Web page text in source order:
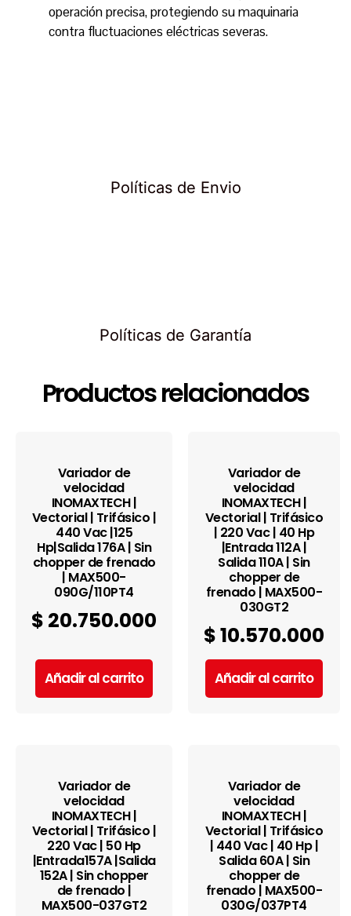
Políticas de Envio
Políticas de Garantía
operación precisa, protegiendo su maquinaria
contra fluctuaciones eléctricas severas.
Productos relacionados
Variador de
velocidad
INOMAXTECH |
Vectorial | Trifásico |
440 Vac |125
Hp|Salida 176A | Sin
chopper de frenado
| MAX500-
090G/110PT4
$ 20.750.000
Añadir al carrito
Variador de
velocidad
INOMAXTECH |
Vectorial | Trifásico
| 220 Vac | 40 Hp
|Entrada 112A |
Salida 110A | Sin
chopper de
frenado | MAX500-
030GT2
$10.570.000
Añadir al carrito
Variador de
velocidad
INOMAXTECH |
Vectorial | Trifásico |
220 Vac | 50 Hp
|Entrada157A |Salida
152A | Sin chopper
de frenado |
MAX500-037GT2
Variador de
velocidad
INOMAXTECH |
Vectorial | Trifásico
| 440 Vac | 40 Hp |
Salida 60A | Sin
chopper de
frenado | MAX500-
030G/037PT4